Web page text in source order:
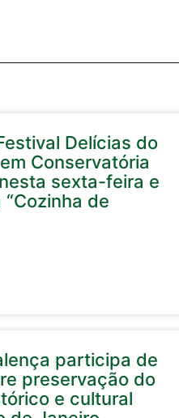
Delícias do
Conservatória
sexta-feira e
de
participa de
preservação do
e cultural